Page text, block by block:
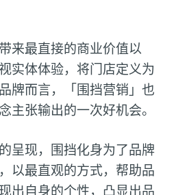
来最直接的商业价值以
实体体验，将门店定义为
牌而言，「围挡营销」也
主张输出的一次好机会。
呈现，围挡化身为了品牌
以最直观的方式，帮助品
出自身的个性，凸显出品